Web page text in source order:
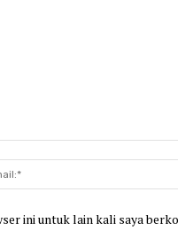
ini untuk lain kali saya